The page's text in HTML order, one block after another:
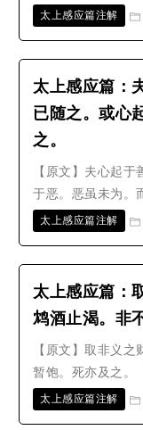
做过坏事，后来自
人改过迁善的方法
太上感应篇注解
太上感应篇：
已随之。或心
之。
【原文】夫心起
于恶。恶虽未为。
念，善事虽然还没
世人知道在心源之
太上感应篇注解
太上感应篇：
鸩酒止渴。非
【原文】取非义
暂饱。死亦及之。
有毒的肉来救饥饿
太上感应篇注解